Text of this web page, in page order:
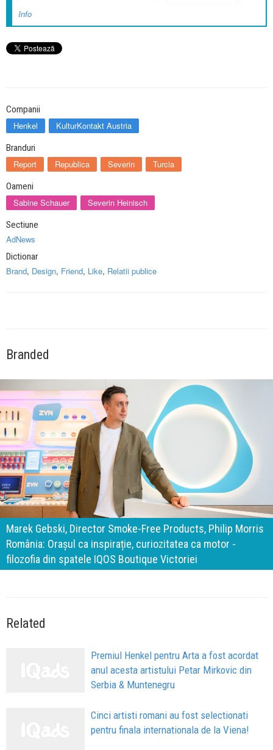
Info
Companii
Henkel KulturKontakt Austria
Branduri
Report Republica Severin Turcia
Oameni
Sabine Schauer Severin Heinisch
Sectiune
AdNews
Dictionar
Brand, Design, Friend, Like, Relatii publice
Branded
140 de ani de Mercedes-Benz. Ramona Pîrlog: Cel mai
important „test al timpului” este să inovăm constant, dar
cu aceeași responsabilitate față de oameni, siguranță și
calitate
Related
Premiul Henkel pentru Arta a fost acordat
anul acesta artistului Petar Mirkovic din
Serbia & Muntenegru
Cinci artisti romani au fost selectionati
pentru finala internationala de la Viena!